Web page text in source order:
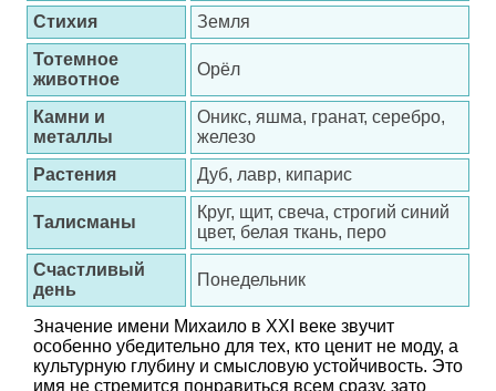
Стихия
Земля
Тотемное
животное
Орёл
Камни и
металлы
Оникс, яшма, гранат, серебро,
железо
Растения
Дуб, лавр, кипарис
Талисманы
Круг, щит, свеча, строгий синий
цвет, белая ткань, перо
Счастливый
день
Понедельник
Значение имени Михаило в XXI веке звучит
особенно убедительно для тех, кто ценит не моду, а
культурную глубину и смысловую устойчивость. Это
имя не стремится понравиться всем сразу, зато